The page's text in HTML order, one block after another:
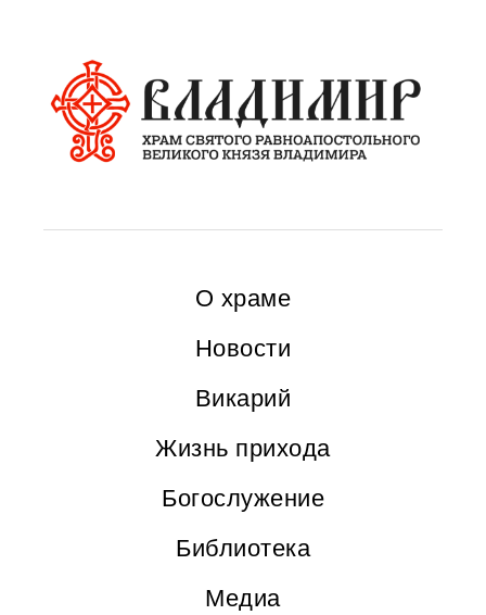
О храме
Новости
Викарий
Жизнь прихода
Богослужение
Библиотека
Медиа